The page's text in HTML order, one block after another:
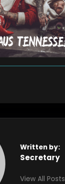
Written by:
Secretary
View All Posts